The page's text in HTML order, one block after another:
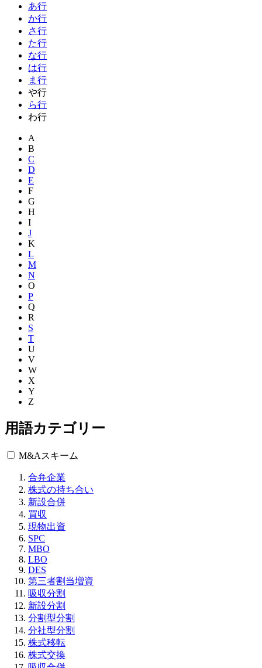
あ行
か行
さ行
た行
な行
は行
ま行
や行
ら行
わ行
A
B
C
D
E
F
G
H
I
J
K
L
M
N
O
P
Q
R
S
T
U
V
W
X
Y
Z
用語カテゴリー
M&Aスキーム
合弁企業
株式の持ち合い
新設合併
買収
現物出資
SPC
MBO
LBO
DES
第三者割当増資
吸収分割
新設分割
分割型分割
分社型分割
株式移転
株式交換